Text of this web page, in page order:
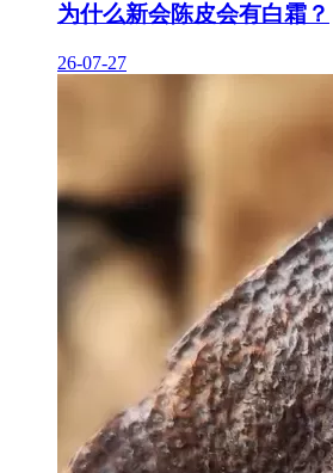
为什么新会陈皮会有白霜？
26-07-27